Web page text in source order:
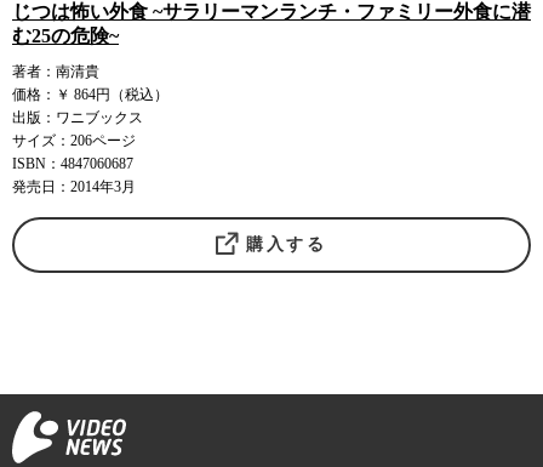
じつは怖い外食 ~サラリーマンランチ・ファミリー外食に潜
む25の危険~
著者：南清貴
価格：￥ 864円（税込）
出版：ワニブックス
サイズ：206ページ
ISBN：4847060687
発売日：2014年3月
購入する